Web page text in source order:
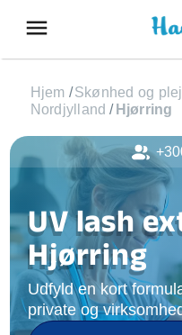
menu
Hjem /Skønhed og
Nordjylland / Hjørring
UV lash
Hjørring
Udfyld en kort
private og